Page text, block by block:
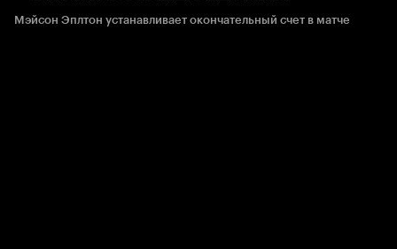
Мэйсон Эплтон устанавливает окончательный счет в матче